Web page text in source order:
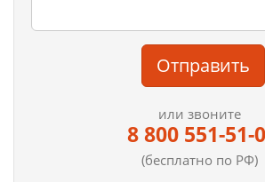
Отправить
или звоните
8 800 551-51-
(бесплатно по РФ)